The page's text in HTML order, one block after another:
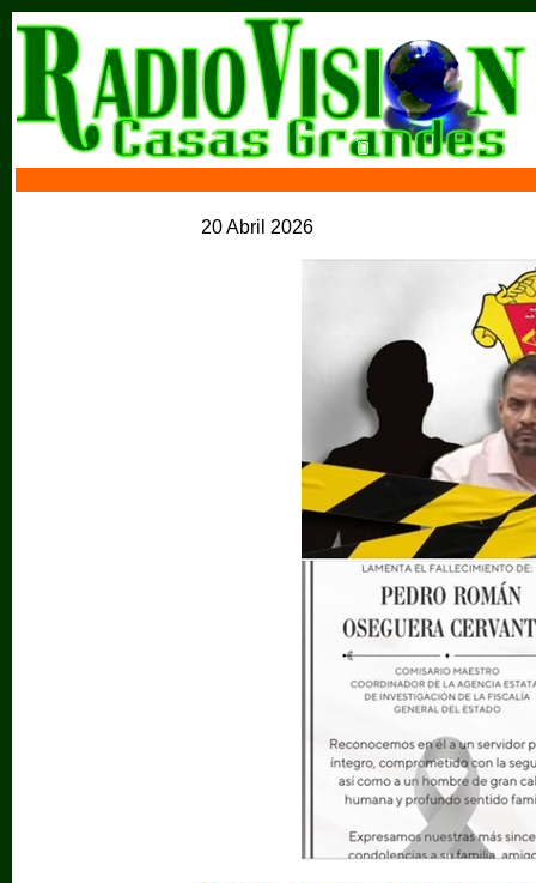
20 Abril 2026